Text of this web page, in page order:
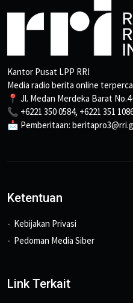
Kantor Pusat LPP RRI
Media radio berita online
📍 Jl. Medan Merdeka Barat
📞 +6221 350 0584, +6221 351
📩 Pemberitaan:
Ketentuan
Kebijakan Privasi
Pedoman Media Siber
Link Terkait